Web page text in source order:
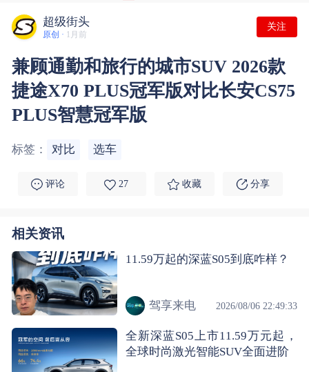
超级街头
原创 · 1月前
关注
兼顾通勤和旅行的城市SUV 2026款
捷途X70 PLUS冠军版对比长安CS75
PLUS智慧冠军版
标签： 对比 选车
评论 27 收藏 分享
相关资讯
11.59万起的深蓝S05到底咋样？
驾享来电 2026/08/06 22:49:33
全新深蓝S05上市11.59万元起，
全球时尚激光智能SUV全面进阶